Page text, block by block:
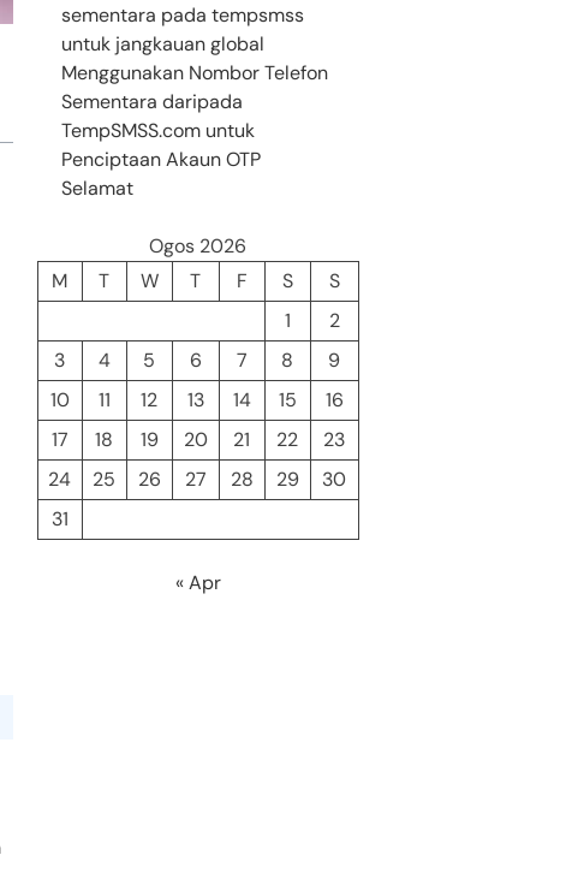
sementara pada tempsmss
untuk jangkauan global
Menggunakan Nombor Telefon
Sementara daripada
TempSMSS.com untuk
Penciptaan Akaun OTP
Selamat
Ogos 2026
M
T W T F S
S
1
2
3
4 5 6 7 8
9
10
11 12 13 14 15
16
17
18 19 20 21 22
23
24
25 26 27 28 29
30
31
« Apr